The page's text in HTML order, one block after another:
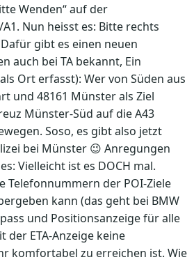
Wenden“ auf der
Nun heisst es: Bitte rechts
gibt es einen neuen
auch bei TA bekannt, Ein
Ort erfasst): Wer von Süden aus
und 48161 Münster als Ziel
Münster-Süd auf die A43
Soso, es gibt also jetzt
bei Münster 😉 Anregungen
Vielleicht ist es DOCH mal.
Telefonnummern der POI-Ziele
kann (das geht bei BMW
und Positionsanzeige für alle
der ETA-Anzeige keine
komfortabel zu erreichen ist. Wie